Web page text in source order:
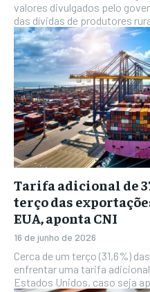
valores divulgados pelo
das dívidas de produtores
Tarifa adicional de
terço das
EUA, aponta CNI
16 de junho de 2026
Cerca de um terço (31,6%)
enfrentar uma tarifa
Estados Unidos, caso seja